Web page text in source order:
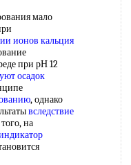
мало
ионов кальция
при рН 12
осадок
, однако
вследствие
на